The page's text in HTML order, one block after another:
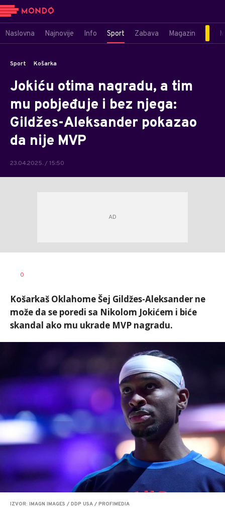
Naslovna Najnovije Info Sport Zabava Magazin
Sport Košarka
Jokiću otima nagradu, a tim
mu pobjeđuje i bez njega:
Gildžes-Aleksander pokazao
da nije MVP
23.04.2025. / 15:50
AUTOR
0
Košarkaš Oklahome Šej Gildžes-Aleksander ne
može da se poredi sa Nikolom Jokićem i biće
skandal ako mu ukrade MVP nagradu.
IZVOR: IMAGN IMAGES / DDP USA / PROFIMEDIA